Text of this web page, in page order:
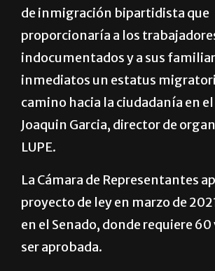
de inmigración bipartidista que
proporcionaría a los
indocumentados y a sus
inmediatos un estatus
camino hacia la ciudadanía en
Joaquin Garcia, director de
LUPE.
La Cámara de Representantes
proyecto de ley en marzo de
en el Senado, donde requiere
ser aprobada.